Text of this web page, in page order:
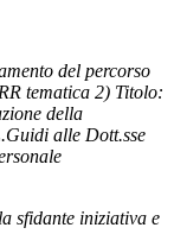
del percorso
tematica 2) Titolo:
della
alle Dott.sse
sfidante iniziativa e